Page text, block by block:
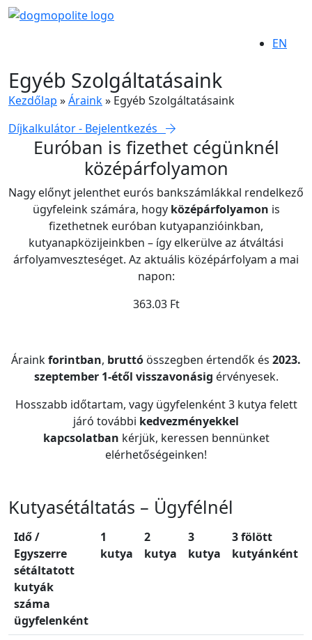
EN
Egyéb Szolgáltatásaink
Kezdőlap »Áraink» Egyéb Szolgáltatásaink
Díjkalkulátor - Bejelentkezés
Euróban is fizethet cégünknél
középárfolyamon
Nagy előnyt jelenthet eurós bankszámlákkal rendelkező
ügyfeleink számára, hogy középárfolyamon is
fizethetnek euróban kutyapanzióinkban,
kutyanapközijeinkben – így elkerülve az átváltási
árfolyamveszteséget. Az aktuális középárfolyam a mai
napon:
363.03 Ft
Árainkforintban, bruttó összegben értendők és 2023.
szeptember 1-étől visszavonásig érvényesek.
Hosszabb időtartam, vagy ügyfelenként 3 kutya felett
járó további kedvezményekkel
kapcsolatban kérjük, keressen bennünket
elérhetőségeinken!
Kutyasétáltatás – Ügyfélnél
Idő /
Egyszerre
sétáltatott
kutyák
száma
ügyfelenként
1
kutya
2
kutya
3
kutya
3 fölött
kutyánként